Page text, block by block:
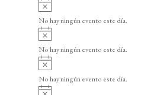
o
v
i
o
No hay ningún evento este día.
v
i
o
No hay ningún evento este día.
A
v
i
No hay ningún evento este día.
A